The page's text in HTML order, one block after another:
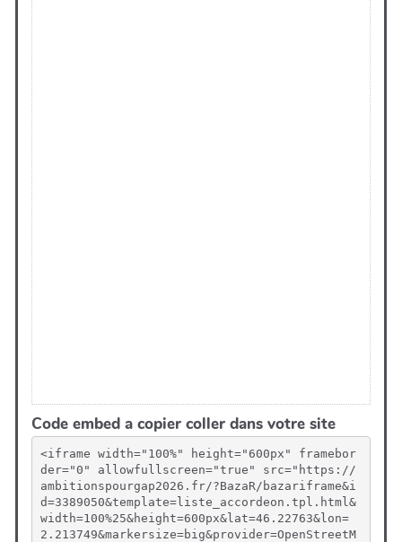
Code embed a copier coller dans votre site
<iframe width="100%" height="600px" framebor
der="0" allowfullscreen="true" src="https://
ambitionspourgap2026.fr/?BazaR/bazariframe&i
d=3389050&template=liste_accordeon.tpl.html&
width=100%25&height=600px&lat=46.22763&lon=
2.213749&markersize=big&provider=OpenStreetM